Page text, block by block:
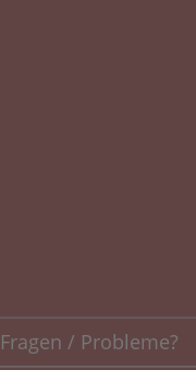
Fragen / Probleme?